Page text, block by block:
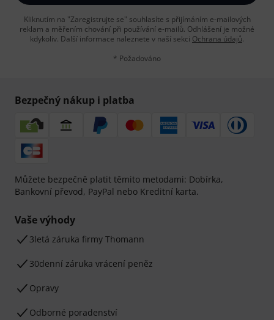
Kliknutím na "Zaregistrujte se" souhlasíte s přijímáním e-mailových
reklam a měřením chování při používání e-mailů. Odhlášení je možné
kdykoliv. Další informace naleznete v naší sekci Ochrana údajů.
* Požadováno
Bezpečný nákup i platba
Můžete bezpečně platit těmito metodami: Dobírka,
Bankovní převod, PayPal nebo Kreditní karta.
Vaše výhody
3letá záruka firmy Thomann
30denní záruka vrácení peněz
Opravy
Odborné poradenství